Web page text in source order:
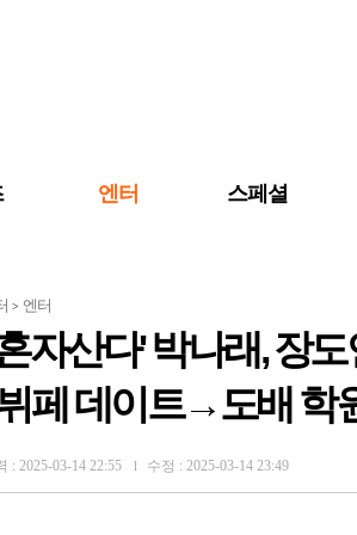
엔터 스페셜
> 엔터
자산다' 박나래, 장
페 데이트→도배 학
: 2025-03-14 22:55 l 수정 : 2025-03-14 23:49